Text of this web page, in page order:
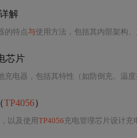
解
的特点与使用方法，包括其内部架构、充电
芯片
特性（如防倒充、温度控制）、充电流程、应用示例（USB充电电路），以及完
TP4056）
以及使用TP4056充电管理芯片设计充